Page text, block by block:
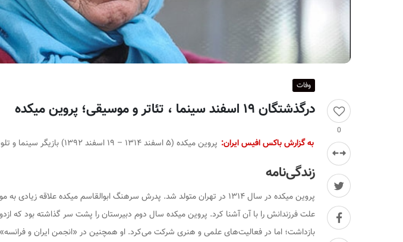
0
وفات
درگذشتگان ۱۹ اسفند سینما ، تئاتر و موسیقی؛ پروین میکده
به گزارش باکس افیس ایران: پروین میکده (۵ اسفند ۱۳۱۴ – ۱۹ اسفند ۱۳۹۲) بازیگر سینما و تلویزیون ایرانی بود.
زندگی‌نامه
پروین میکده در سال ۱۳۱۴ در تهران متولد شد. پدرش سرهنگ ابوالقاسم میکده علاقه
علت فرزندانش را با آن آشنا کرد. پروین میکده سال دوم دبیرستان را پشت سر گذاشته بود که
بازداشت؛ اما در فعالیت‌های علمی و هنری شرکت می‌کرد. او همچنین در «انجمن ایران و فرانسه»